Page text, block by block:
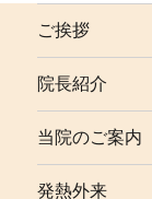
ご挨拶
院長紹介
当院のご案内
発熱外来